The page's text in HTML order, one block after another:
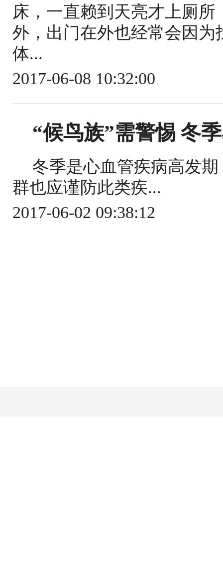
床，一直赖到天亮才上厕
外，出门在外也经常会因
体...
2017-06-08 10:32:00
“候鸟族”需警惕 冬
冬季是心血管疾病高发
群也应谨防此类疾...
2017-06-02 09:38:12